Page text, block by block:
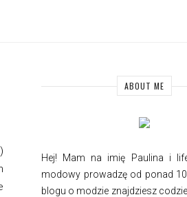
ABOUT ME
Hej! Mam na imię Paulina i
modowy prowadzę od ponad
blogu o modzie znajdziesz